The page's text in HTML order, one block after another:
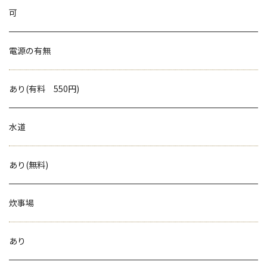
可
電源の有無
あり(有料 550円)
水道
あり(無料)
炊事場
あり